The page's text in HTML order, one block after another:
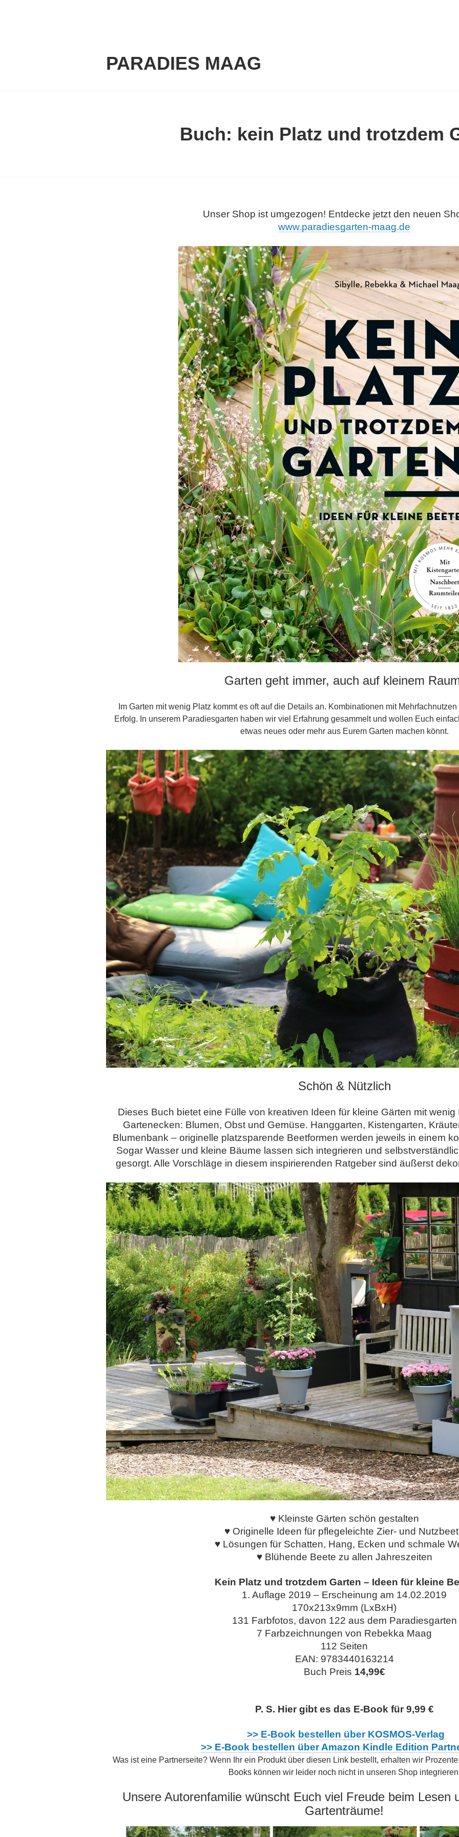
PARADIES MAAG
Buch: kein Platz und trotzdem
Unser Shop ist umgezogen! Entdecke jetzt den neuen
www.paradiesgarten-maag.de
Garten geht immer, auch auf kleinem
Im Garten mit wenig Platz kommt es oft auf die Details an. Kombinationen mit
Erfolg. In unserem Paradiesgarten haben wir viel Erfahrung gesammelt und wollen Euch
etwas neues oder mehr aus Eurem Garten machen könnt.
Schön & Nützlich
Dieses Buch bietet eine Fülle von kreativen Ideen für kleine Gärten mit
Gartenecken: Blumen, Obst und Gemüse. Hanggarten, Kistengarten,
Blumenbank – originelle platzsparende Beetformen werden jeweils in einem
Sogar Wasser und kleine Bäume lassen sich integrieren und
gesorgt. Alle Vorschläge in diesem inspirierenden Ratgeber sind äußerst
♥ Kleinste Gärten schön gestalten
♥ Originelle Ideen für pflegeleichte Zier- und
♥ Lösungen für Schatten, Hang, Ecken und schmale
♥ Blühende Beete zu allen Jahreszeiten
Kein Platz und trotzdem Garten – Ideen für kleine
1. Auflage 2019 – Erscheinung am 14.02.2019
170x213x9mm (LxBxH)
131 Farbfotos, davon 122 aus dem Paradiesgarten
7 Farbzeichnungen von Rebekka Maag
112 Seiten
EAN: 9783440163214
Buch Preis 14,99€
P. S. Hier gibt es das E-Book für 9,99 €
>> E-Book bestellen über KOSMOS-Verlag
>> E-Book bestellen über Amazon Kindle Edition
Was ist eine Partnerseite? Wenn Ihr ein Produkt über diesen Link bestellt, erhalten wir
Books können wir leider noch nicht in unseren Shop
Unsere Autorenfamilie wünscht Euch viel Freude beim Lesen
Gartenträume!